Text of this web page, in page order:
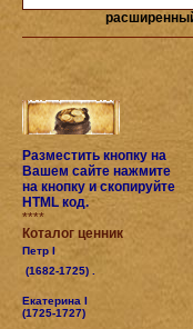
Разместить кнопку на
Вашем сайте нажмите
на кнопку и скопируйте
HTML код.
****
Коталог ценник
Петр I
(1682-1725) .
Екатерина I
(1725-1727)